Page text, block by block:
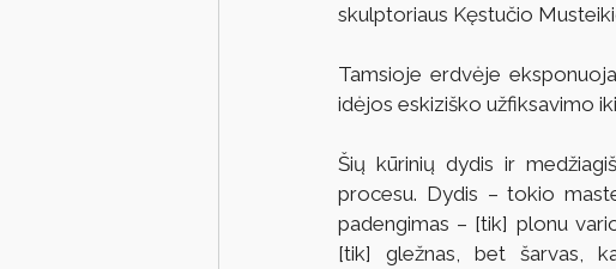
skulptoriaus Kęstučio
Tamsioje erdvėje
idėjos eskiziško užfiksavimo
Šių kūrinių dydis ir
procesu. Dydis – tokio
padengimas – [tik] plonu
[tik] gležnas, bet šarvas,